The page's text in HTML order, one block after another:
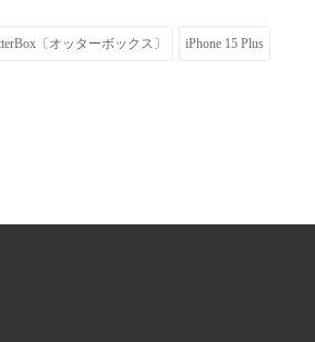
〔オッターボックス〕 iPhone 15 Plus